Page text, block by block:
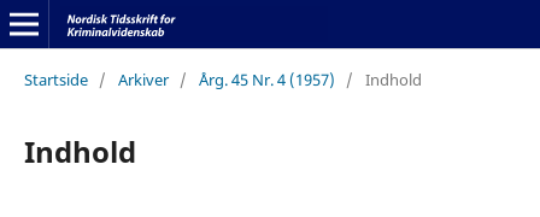
Startside / Arkiver / Årg. 45 Nr. 4 (1957) / Indhold
Indhold